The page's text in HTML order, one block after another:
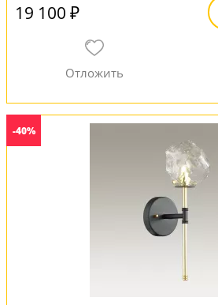
19 100 ₽
-40%